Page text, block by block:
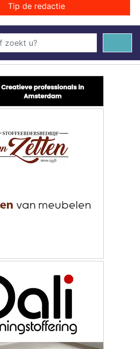
Tip de redactie